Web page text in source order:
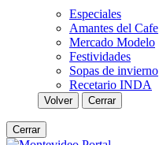
Especiales
Amantes del Cafe
Mercado Modelo
Festividades
Sopas de invierno
Recetario INDA
Volver Cerrar
Cerrar